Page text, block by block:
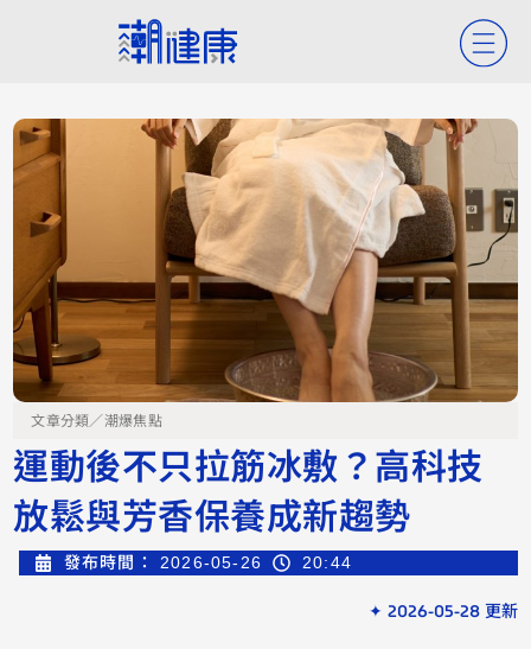
文章分類／潮爆焦點
運動後不只拉筋冰敷？高科技
放鬆與芳香保養成新趨勢
發布時間： 2026-05-26 20:44
✦ 2026-05-28 更新